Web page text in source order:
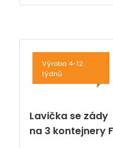
Výroba 4-12.
týdnů
Lavička se zády
na 3 kontejnery F